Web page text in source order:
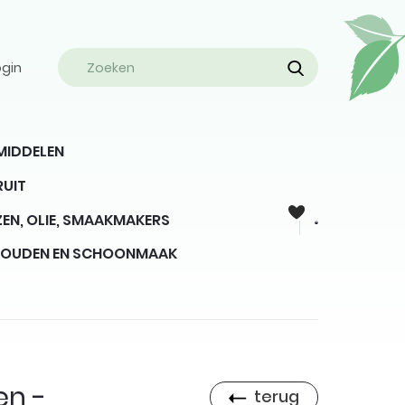
OLIE, SMAAKMAKERS
EN SCHOONMAAK
-
terug